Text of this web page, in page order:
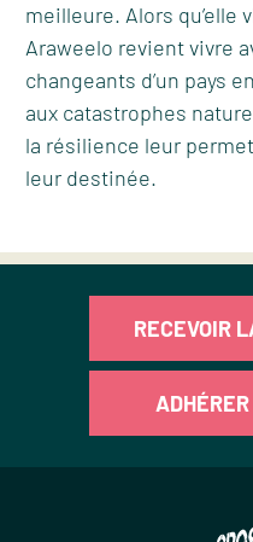
meilleure. Alors
Araweelo revient vivre
changeants d’un pays
aux catastrophes
la résilience leur
leur destinée.
RECEVOIR